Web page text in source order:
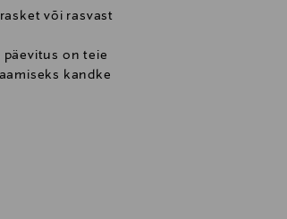
või rasvast
on teie
kandke